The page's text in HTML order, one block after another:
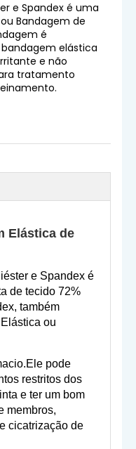
e Spandex é uma
Bandagem de
é
elástica
e não
tratamento
Elástica de
e Spandex é
de tecido 72%
também
ou
pode
restritos dos
e ter um bom
membros,
cicatrização de